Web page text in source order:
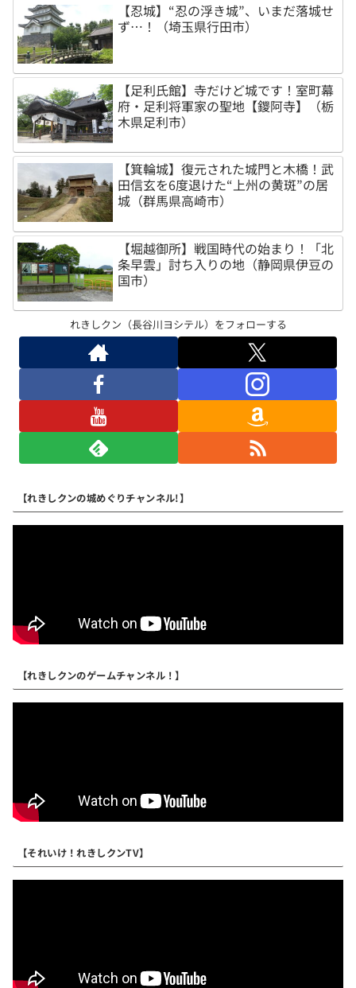
【忍城】“忍の浮き城”、いまだ落城せ
ず…！（埼玉県行田市）
【足利氏館】寺だけど城です！室町幕
府・足利将軍家の聖地【鑁阿寺】（栃
木県足利市）
【箕輪城】復元された城門と木橋！武
田信玄を6度退けた“上州の黄斑”の居
城（群馬県高崎市）
【堀越御所】戦国時代の始まり！「北
条早雲」討ち入りの地（静岡県伊豆の
国市）
れきしクン（長谷川ヨシテル）をフォローする
【れきしクンの城めぐりチャンネル!】
【れきしクンのゲームチャンネル！】
【それいけ！れきしクンTV】